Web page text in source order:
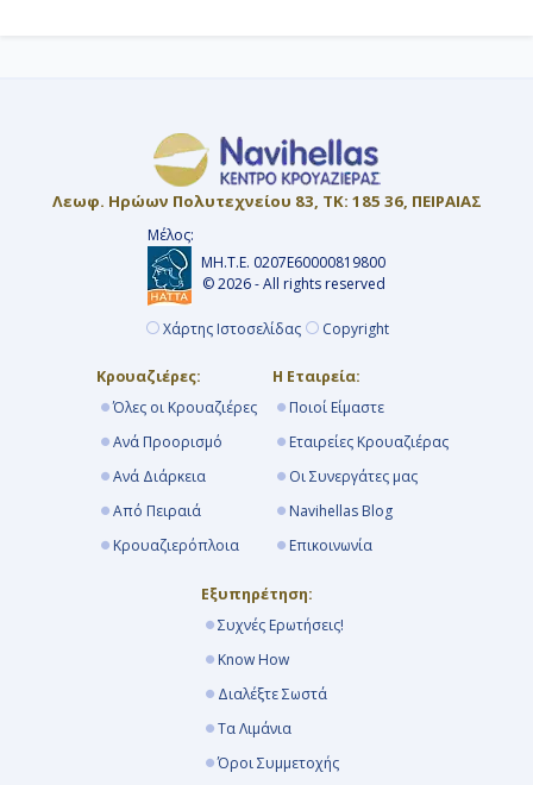
Λεωφ. Ηρώων Πολυτεχνείου 83, ΤΚ: 185 36, ΠΕΙΡΑΙΑΣ
Μέλος:
ΜΗ.Τ.Ε. 0207Ε60000819800
© 2026 - All rights reserved
Χάρτης Ιστοσελίδας Copyright
Κρουαζιέρες:
Όλες οι Κρουαζιέρες
Ανά Προορισμό
Ανά Διάρκεια
Από Πειραιά
Κρουαζιερόπλοια
Η Εταιρεία:
Ποιοί Είμαστε
Εταιρείες Κρουαζιέρας
Οι Συνεργάτες μας
Navihellas Blog
Επικοινωνία
Εξυπηρέτηση:
Συχνές Ερωτήσεις!
Know How
Διαλέξτε Σωστά
Τα Λιμάνια
Όροι Συμμετοχής